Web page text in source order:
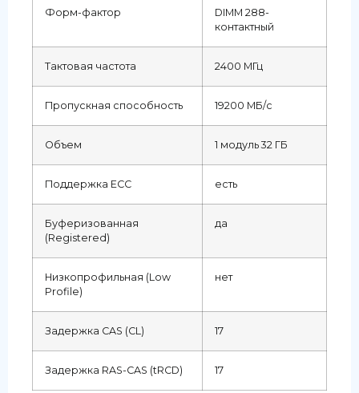
Форм-фактор
DIMM 288-
контактный
Тактовая частота 2400 МГц
Пропускная способность 19200 МБ/с
Объем 1 модуль 32 ГБ
Поддержка ECC есть
Буферизованная
(Registered)
да
Низкопрофильная (Low
Profile)
нет
Задержка CAS (CL) 17
Задержка RAS-CAS (tRCD) 17